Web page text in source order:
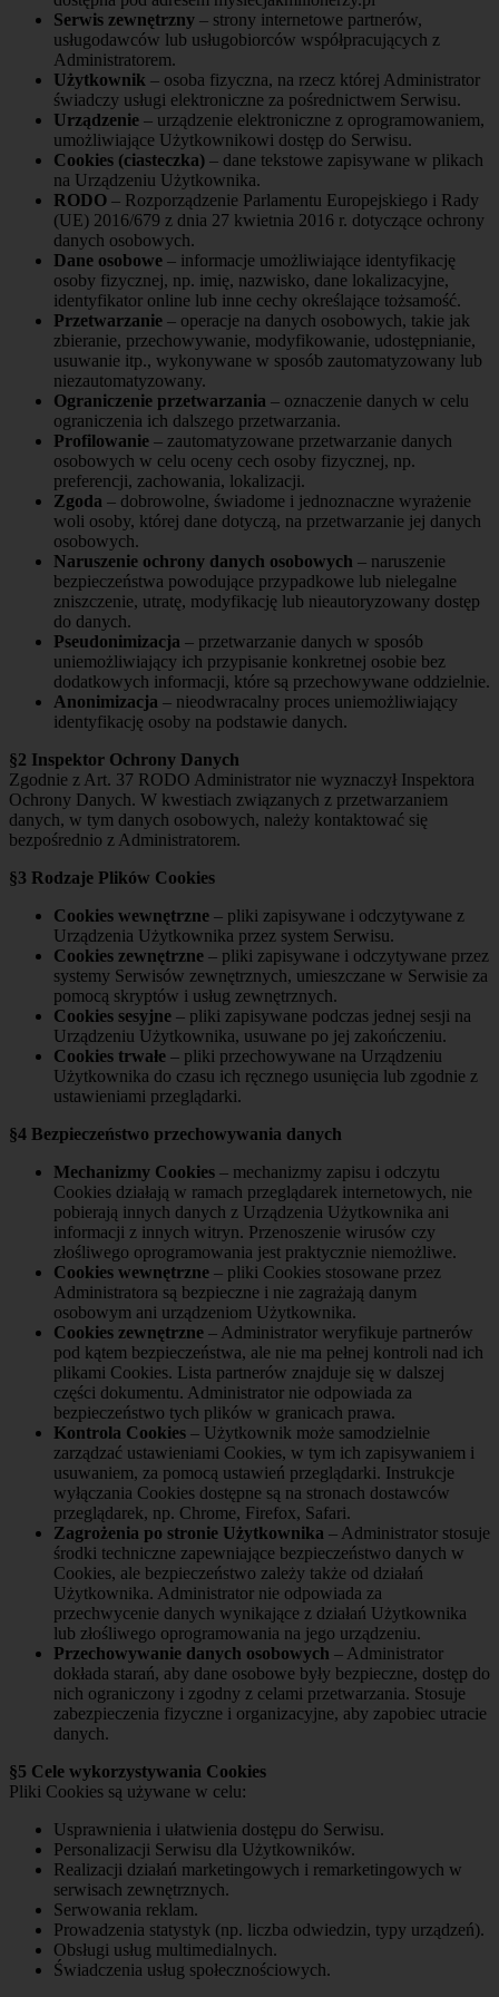
Serwis zewnętrzny – strony internetowe partnerów,
usługodawców lub usługobiorców współpracujących z
Administratorem.
Użytkownik – osoba fizyczna, na rzecz której Administrator
świadczy usługi elektroniczne za pośrednictwem Serwisu.
Urządzenie – urządzenie elektroniczne z oprogramowaniem,
umożliwiające Użytkownikowi dostęp do Serwisu.
Cookies (ciasteczka) – dane tekstowe zapisywane w plikach
na Urządzeniu Użytkownika.
RODO – Rozporządzenie Parlamentu Europejskiego i Rady
(UE) 2016/679 z dnia 27 kwietnia 2016 r. dotyczące ochrony
danych osobowych.
Dane osobowe – informacje umożliwiające identyfikację
osoby fizycznej, np. imię, nazwisko, dane lokalizacyjne,
identyfikator online lub inne cechy określające tożsamość.
Przetwarzanie – operacje na danych osobowych, takie jak
zbieranie, przechowywanie, modyfikowanie, udostępnianie,
usuwanie itp., wykonywane w sposób zautomatyzowany lub
niezautomatyzowany.
Ograniczenie przetwarzania – oznaczenie danych w celu
ograniczenia ich dalszego przetwarzania.
Profilowanie – zautomatyzowane przetwarzanie danych
osobowych w celu oceny cech osoby fizycznej, np.
preferencji, zachowania, lokalizacji.
Zgoda – dobrowolne, świadome i jednoznaczne wyrażenie
woli osoby, której dane dotyczą, na przetwarzanie jej danych
osobowych.
Naruszenie ochrony danych osobowych – naruszenie
bezpieczeństwa powodujące przypadkowe lub nielegalne
zniszczenie, utratę, modyfikację lub nieautoryzowany dostęp
do danych.
Pseudonimizacja – przetwarzanie danych w sposób
uniemożliwiający ich przypisanie konkretnej osobie bez
dodatkowych informacji, które są przechowywane oddzielnie.
Anonimizacja – nieodwracalny proces uniemożliwiający
identyfikację osoby na podstawie danych.
§2 Inspektor Ochrony Danych
Zgodnie z Art. 37 RODO Administrator nie wyznaczył Inspektora
Ochrony Danych. W kwestiach związanych z przetwarzaniem
danych, w tym danych osobowych, należy kontaktować się
bezpośrednio z Administratorem.
§3 Rodzaje Plików Cookies
Cookies wewnętrzne – pliki zapisywane i odczytywane z
Urządzenia Użytkownika przez system Serwisu.
Cookies zewnętrzne – pliki zapisywane i odczytywane przez
systemy Serwisów zewnętrznych, umieszczane w Serwisie za
pomocą skryptów i usług zewnętrznych.
Cookies sesyjne – pliki zapisywane podczas jednej sesji na
Urządzeniu Użytkownika, usuwane po jej zakończeniu.
Cookies trwałe – pliki przechowywane na Urządzeniu
Użytkownika do czasu ich ręcznego usunięcia lub zgodnie z
ustawieniami przeglądarki.
§4 Bezpieczeństwo przechowywania danych
Mechanizmy Cookies – mechanizmy zapisu i odczytu
Cookies działają w ramach przeglądarek internetowych, nie
pobierają innych danych z Urządzenia Użytkownika ani
informacji z innych witryn. Przenoszenie wirusów czy
złośliwego oprogramowania jest praktycznie niemożliwe.
Cookies wewnętrzne – pliki Cookies stosowane przez
Administratora są bezpieczne i nie zagrażają danym
osobowym ani urządzeniom Użytkownika.
Cookies zewnętrzne – Administrator weryfikuje partnerów
pod kątem bezpieczeństwa, ale nie ma pełnej kontroli nad ich
plikami Cookies. Lista partnerów znajduje się w dalszej
części dokumentu. Administrator nie odpowiada za
bezpieczeństwo tych plików w granicach prawa.
Kontrola Cookies – Użytkownik może samodzielnie
zarządzać ustawieniami Cookies, w tym ich zapisywaniem i
usuwaniem, za pomocą ustawień przeglądarki. Instrukcje
wyłączania Cookies dostępne są na stronach dostawców
przeglądarek, np. Chrome, Firefox, Safari.
Zagrożenia po stronie Użytkownika – Administrator stosuje
środki techniczne zapewniające bezpieczeństwo danych w
Cookies, ale bezpieczeństwo zależy także od działań
Użytkownika. Administrator nie odpowiada za
przechwycenie danych wynikające z działań Użytkownika
lub złośliwego oprogramowania na jego urządzeniu.
Przechowywanie danych osobowych – Administrator
dokłada starań, aby dane osobowe były bezpieczne, dostęp do
nich ograniczony i zgodny z celami przetwarzania. Stosuje
zabezpieczenia fizyczne i organizacyjne, aby zapobiec utracie
danych.
§5 Cele wykorzystywania Cookies
Pliki Cookies są używane w celu:
Usprawnienia i ułatwienia dostępu do Serwisu.
Personalizacji Serwisu dla Użytkowników.
Realizacji działań marketingowych i remarketingowych w
serwisach zewnętrznych.
Serwowania reklam.
Prowadzenia statystyk (np. liczba odwiedzin, typy urządzeń).
Obsługi usług multimedialnych.
Świadczenia usług społecznościowych.